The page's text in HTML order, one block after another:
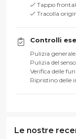
Tappo
Tracolla
Controlli
Pulizia generale
Pulizia del
Verifica delle
Ripristino delle
Le nostre